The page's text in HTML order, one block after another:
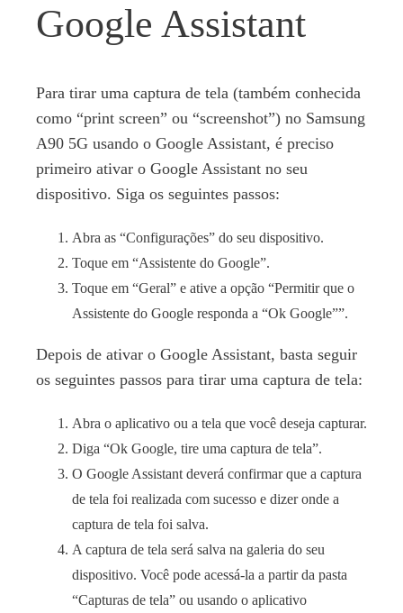
Google Assistant
Para tirar uma captura de tela (também conhecida
como “print screen” ou “screenshot”) no Samsung
A90 5G usando o Google Assistant, é preciso
primeiro ativar o Google Assistant no seu
dispositivo. Siga os seguintes passos:
Abra as “Configurações” do seu dispositivo.
Toque em “Assistente do Google”.
Toque em “Geral” e ative a opção “Permitir que o
Assistente do Google responda a “Ok Google””.
Depois de ativar o Google Assistant, basta seguir
os seguintes passos para tirar uma captura de tela:
Abra o aplicativo ou a tela que você deseja capturar.
Diga “Ok Google, tire uma captura de tela”.
O Google Assistant deverá confirmar que a captura
de tela foi realizada com sucesso e dizer onde a
captura de tela foi salva.
A captura de tela será salva na galeria do seu
dispositivo. Você pode acessá-la a partir da pasta
“Capturas de tela” ou usando o aplicativo